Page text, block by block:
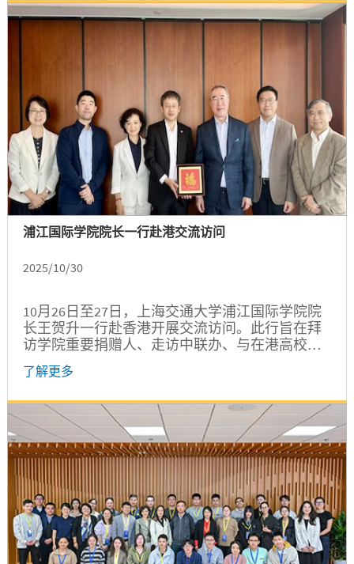
国投资有限公司原总裁陈玉东、福瑞泰克智能系
统有限公司总裁张林，上海广为电器集团有限公
司创始人、董事长兼总裁‌范晔平，科磊半导体设
备技术（上海）有限公司中国研发总经理Ray...
浦江国际学院院长一行赴港交流访问
2025/10/30
10月26日至27日，上海交通大学浦江国际学院院
长王贺升一行赴香港开展交流访问。此行旨在拜
访学院重要捐赠人、走访中联办、与在港高校推
进校际合作并看望部分校友。上海唐君远教育基
金会秘书长张伟，学院副院长孔令逊、郑刚，发
关活动。...
了解更多